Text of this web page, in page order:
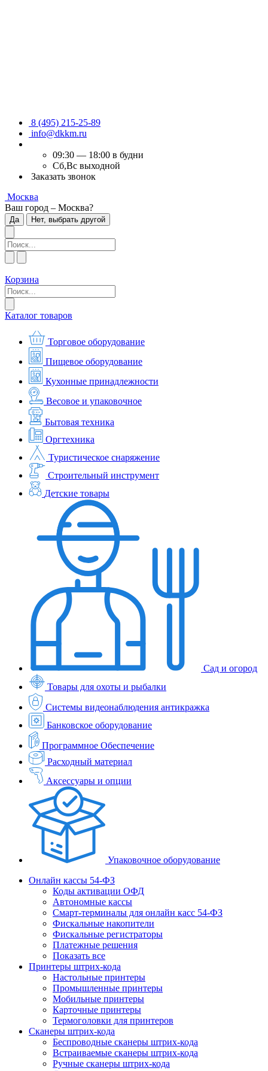
8 (495) 215-25-89
info@dkkm.ru
09:30 — 18:00 в будни
Сб,Вс выходной
Заказать звонок
Москва
Ваш город – Москва?
Да Нет, выбрать другой
Корзина
Каталог товаров
Торговое оборудование
Пищевое оборудование
Кухонные принадлежности
Весовое и упаковочное
Бытовая техника
Оргтехника
Туристическое снаряжение
Строительный инструмент
Детские товары
Сад и огород
Товары для охоты и рыбалки
Системы видеонаблюдения антикражка
Банковское оборудование
Программное Обеспечение
Расходный материал
Аксессуары и опции
Упаковочное оборудование
Онлайн кассы 54-ФЗ
Коды активации ОФД
Автономные кассы
Смарт-терминалы для онлайн касс 54-ФЗ
Фискальные накопители
Фискальные регистраторы
Платежные решения
Показать все
Принтеры штрих-кода
Настольные принтеры
Промышленные принтеры
Мобильные принтеры
Карточные принтеры
Термоголовки для принтеров
Сканеры штрих-кода
Беспроводные сканеры штрих-кода
Встраиваемые сканеры штрих-кода
Ручные сканеры штрих-кода